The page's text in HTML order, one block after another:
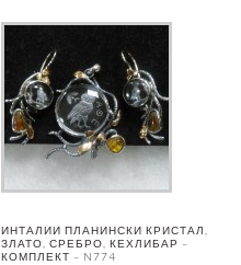
ИНТАЛИИ ПЛАНИНСКИ КРИСТАЛ,
ЗЛАТО, СРЕБРО, КЕХЛИБАР –
КОМПЛЕКТ – N774